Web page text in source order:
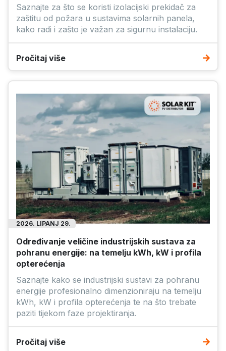
Saznajte za što se koristi izolacijski prekidač za
zaštitu od požara u sustavima solarnih panela,
kako radi i zašto je važan za sigurnu instalaciju.
Pročitaj više
2026. LIPANJ 29.
Određivanje veličine industrijskih sustava za
pohranu energije: na temelju kWh, kW i profila
opterećenja
Saznajte kako se industrijski sustavi za pohranu
energije profesionalno dimenzioniraju na temelju
kWh, kW i profila opterećenja te na što trebate
paziti tijekom faze projektiranja.
Pročitaj više